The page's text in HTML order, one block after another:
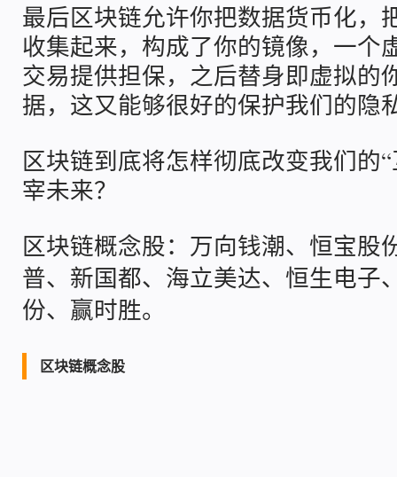
最后区块链允许你把数据货币化，
收集起来，构成了你的镜像，一个
交易提供担保，之后替身即虚拟的
据，这又能够很好的保护我们的隐
区块链到底将怎样彻底改变我们的
宰未来？
区块链概念股： 万向钱潮、恒宝股
普、新国都、海立美达、恒生电子
份、赢时胜。
区块链概念股